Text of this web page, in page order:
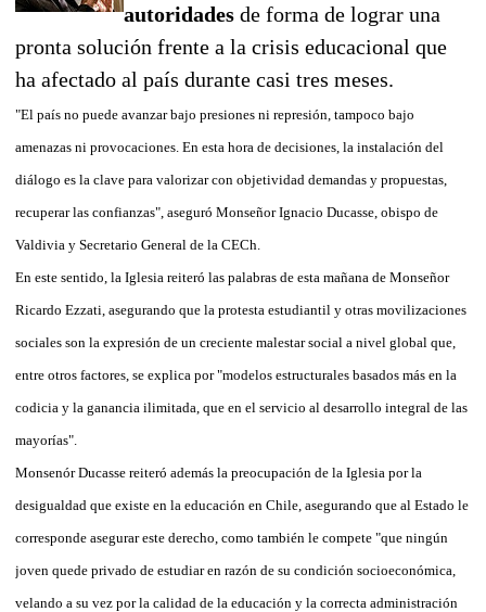
autoridades de forma de lograr una
pronta solución frente a la crisis educacional que
ha afectado al país durante casi tres meses.
"El país no puede avanzar bajo presiones ni represión, tampoco bajo
amenazas ni provocaciones. En esta hora de decisiones, la instalación del
diálogo es la clave para valorizar con objetividad demandas y propuestas,
recuperar las confianzas", aseguró Monseñor Ignacio Ducasse, obispo de
Valdivia y Secretario General de la CECh.
En este sentido, la Iglesia reiteró las palabras de esta mañana de Monseñor
Ricardo Ezzati, asegurando que la protesta estudiantil y otras movilizaciones
sociales son la expresión de un creciente malestar social a nivel global que,
entre otros factores, se explica por "modelos estructurales basados más en la
codicia y la ganancia ilimitada, que en el servicio al desarrollo integral de las
mayorías".
Monsenór Ducasse reiteró además la preocupación de la Iglesia por la
desigualdad que existe en la educación en Chile, asegurando que al Estado le
corresponde asegurar este derecho, como también le compete "que ningún
joven quede privado de estudiar en razón de su condición socioeconómica,
velando a su vez por la calidad de la educación y la correcta administración